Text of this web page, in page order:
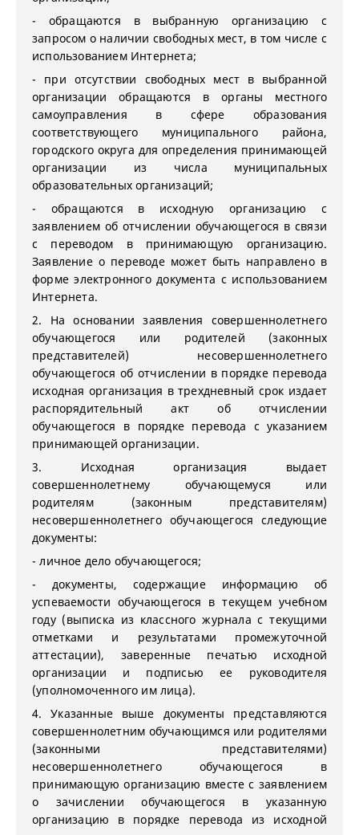
- обращаются в выбранную организацию с
запросом о наличии свободных мест, в том числе с
использованием Интернета;
- при отсутствии свободных мест в выбранной
организации обращаются в органы местного
самоуправления в сфере образования
соответствующего муниципального района,
городского округа для определения принимающей
организации из числа муниципальных
образовательных организаций;
- обращаются в исходную организацию с
заявлением об отчислении обучающегося в связи
с переводом в принимающую организацию.
Заявление о переводе может быть направлено в
форме электронного документа с использованием
Интернета.
2. На основании заявления совершеннолетнего
обучающегося или родителей (законных
представителей) несовершеннолетнего
обучающегося об отчислении в порядке перевода
исходная организация в трехдневный срок издает
распорядительный акт об отчислении
обучающегося в порядке перевода с указанием
принимающей организации.
3. Исходная организация выдает
совершеннолетнему обучающемуся или
родителям (законным представителям)
несовершеннолетнего обучающегося следующие
документы:
- личное дело обучающегося;
- документы, содержащие информацию об
успеваемости обучающегося в текущем учебном
году (выписка из классного журнала с текущими
отметками и результатами промежуточной
аттестации), заверенные печатью исходной
организации и подписью ее руководителя
(уполномоченного им лица).
4. Указанные выше документы представляются
совершеннолетним обучающимся или родителями
(законными представителями)
несовершеннолетнего обучающегося в
принимающую организацию вместе с заявлением
о зачислении обучающегося в указанную
организацию в порядке перевода из исходной